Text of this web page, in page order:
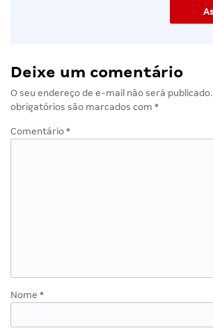
Deixe um comentário
O seu endereço de e-mail não será publicado.
obrigatórios são marcados com *
Comentário *
Nome *